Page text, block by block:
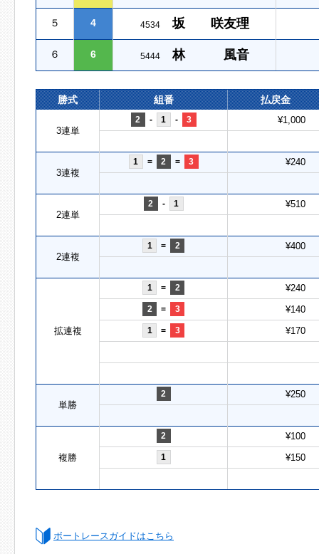
５ 4 4534 坂 咲友理
６ 6 5444 林 風音
勝式 組番 払戻金
3連単
2 - 1 - 3 ¥1,000
3連複
1 = 2 = 3 ¥240
2連単
2 - 1 ¥510
2連複
1 = 2 ¥400
拡連複
1 = 2 ¥240
2 = 3 ¥140
1 = 3 ¥170
単勝
2 ¥250
複勝
2 ¥100
1 ¥150
ボートレースガイドはこちら